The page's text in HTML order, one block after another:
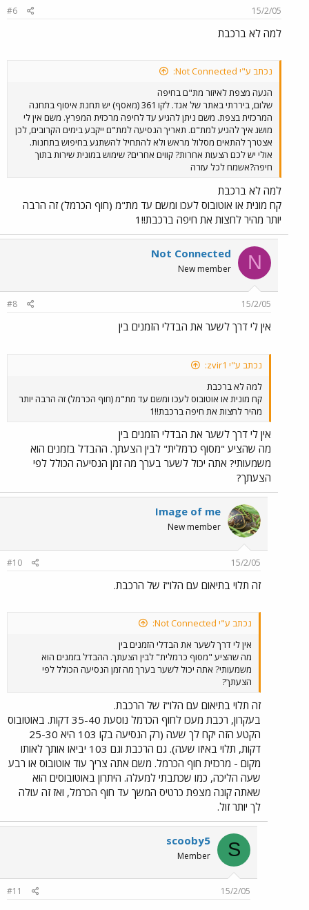
15/2/05
#6
למה לא ברכבת
נכתב ע"י Not Connected:
הגעה מצפת לאיזור מת"ם בחיפה
שלום, ביררתי באתר של אגד. לקו 361 (מאסף) יש תחנת איסוף בתחנה
המרכזית בצפת. משם ניתן להגיע עד לחיפה מרכזית המפרץ. משם אין לי
מושג איך להגיע למת"ם. תאריך הנסיעה למת"ם ייקבע בימים הקרובים, לכן
אצטרך להתאים מסלול מראש ולא להתחיל להשתגע בחיפוש בתחנות.
אולי יש לכם הצעות אחרות? קווים אחרים? שימוש במונית שירות בתוך
חיפה?אשמח לכל עזרה
למה לא ברכבת
קח מונית או אוטובוס לעכו ומשם עד מת"מ (חוף הכרמל) זה הרבה
יותר מהיר לחצות את חיפה ברכבת!!1
N
Not Connected
New member
15/2/05
#8
אין לי דרך לשער את הבדלי הזמנים בין
נכתב ע"י zvir1:
למה לא ברכבת
קח מונית או אוטובוס לעכו ומשם עד מת"מ (חוף הכרמל) זה הרבה יותר
מהיר לחצות את חיפה ברכבת!!1
אין לי דרך לשער את הבדלי הזמנים בין
מה שהציע "מסוף כרמלית" לבין הצעתך. ההבדל בזמנים הוא
משמעותי? אתה יכול לשער בערך מה זמן הנסיעה הכולל לפי
הצעתך?
Image of me
New member
15/2/05
#10
זה תלוי בתיאום עם הלו"ז של הרכבת.
נכתב ע"י Not Connected:
אין לי דרך לשער את הבדלי הזמנים בין
מה שהציע "מסוף כרמלית" לבין הצעתך. ההבדל בזמנים הוא
משמעותי? אתה יכול לשער בערך מה זמן הנסיעה הכולל לפי
הצעתך?
זה תלוי בתיאום עם הלו"ז של הרכבת.
בעקרון, רכבת מעכו לחוף הכרמל נוסעת 35-40 דקות. באוטובוס
הקטע הזה יקח לך שעה (רק הנסיעה בקו 103 היא 25-30
דקות, תלוי באיזו שעה). גם הרכבת וגם 103 יביאו אותך לאותו
מקום - מרכזית חוף הכרמל. משם אתה צריך עוד אוטובוס או רבע
שעה הליכה, כמו שכתבתי למעלה. היתרון באוטובוסים הוא
שאתה קונה מצפת כרטיס המשך עד חוף הכרמל, ואז זה עולה
לך יותר זול.
S
scooby5
Member
15/2/05
#11